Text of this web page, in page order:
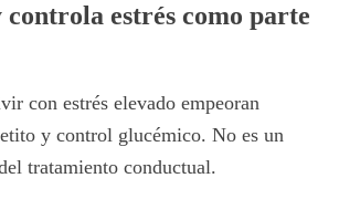
controla estrés como parte
con estrés elevado empeoran
y control glucémico. No es un
tratamiento conductual.